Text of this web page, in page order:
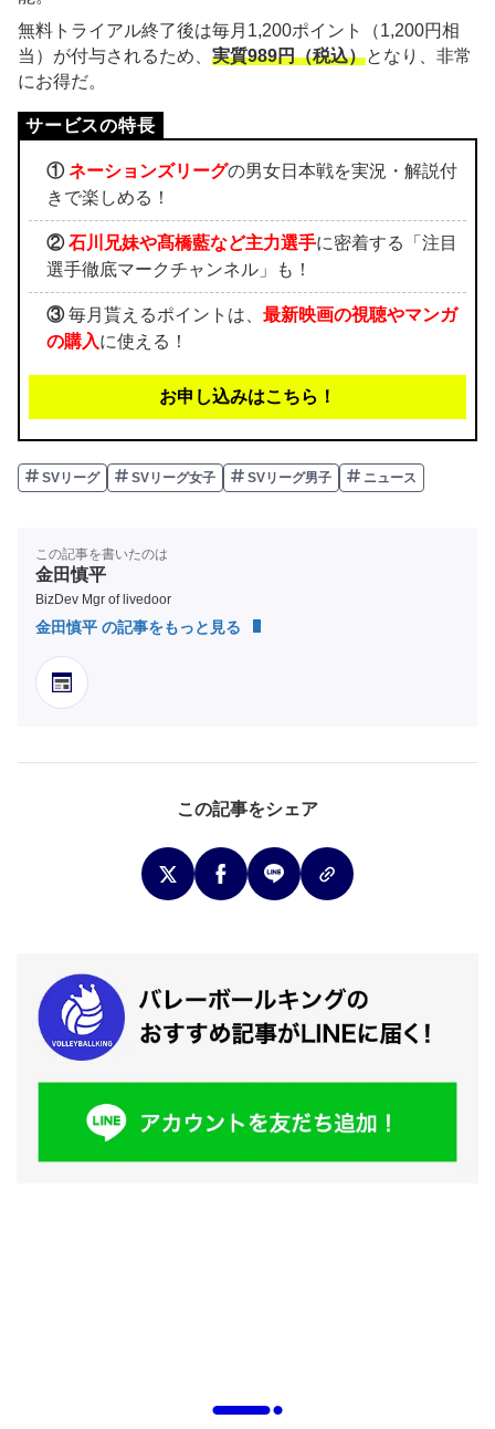
無料トライアル終了後は毎月1,200ポイント（1,200円相
当）が付与されるため、 実質989円（税込）となり、非常
にお得だ。
① ネーションズリーグの男女日本戦を実況・解説付
きで楽しめる！
② 石川兄妹や髙橋藍など主力選手に密着する「注目
選手徹底マークチャンネル」も！
③毎月貰えるポイントは、 最新映画の視聴やマンガ
の購入に使える！
お申し込みはこちら！
SVリーグ SVリーグ女子 SVリーグ男子 ニュース
この記事を書いたのは
金田慎平
BizDev Mgr of livedoor
金田慎平 の記事をもっと見る
この記事をシェア